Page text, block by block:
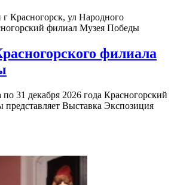
Красногорск, ул Народного
филиал Музея Победы
филиала
31 декабря 2026 года Красногорский
Выставка Экспозиция